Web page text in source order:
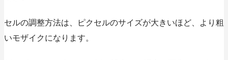
セルの調整方法は、ピクセルのサイズが大きいほど、より粗
いモザイクになります。